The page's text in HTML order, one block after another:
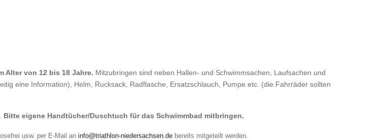
Alter von 12 bis 18 Jahre. Mitzubringen sind neben Hallen- und Schwimmsachen, Laufsachen und
eine Information), Helm, Rucksack, Radflasche, Ersatzschlauch, Pumpe etc. (die Fahrräder sollten
Bitte eigene Handtücher/Duschtuch für das Schwimmbad mitbringen.
usw. per E-Mail an info@triathlon-niedersachsen.de bereits mitgeteilt werden.